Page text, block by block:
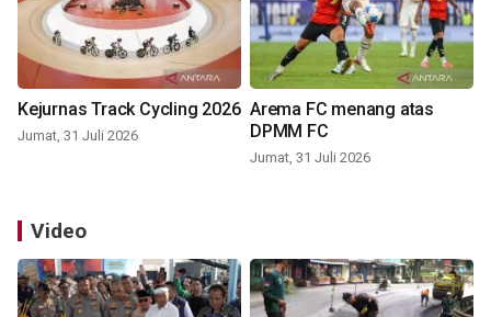
Kejurnas Track Cycling 2026
Jumat, 31 Juli 2026
Arema FC menang atas
DPMM FC
Jumat, 31 Juli 2026
Video